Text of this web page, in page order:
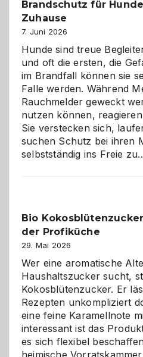
herzlich
Brandschutz für
Zuhause
7. Juni 2026
Hunde sind treue
und oft die ersten, die
im Brandfall können sie
Falle werden. Während
Rauchmelder geweckt
nutzen können,
Sie verstecken sich,
suchen Schutz bei ihren
selbstständig ins Freie
Bio
der Profiküche
29. Mai 2026
Wer eine aromatische
Haushaltszucker sucht,
Kokosblütenzucker. Er
Rezepten unkompliziert
eine feine Karamellnote
interessant ist das
es sich flexibel
heimische